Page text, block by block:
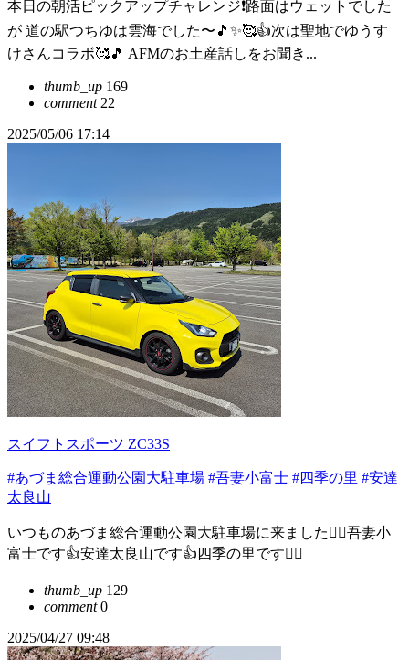
本日の朝活ピックアップチャレンジ❗️路面はウェットでした
が 道の駅つちゆは雲海でした〜🎵✨🥰👍次は聖地でゆうす
けさんコラボ🥰🎵 AFMのお土産話しをお聞き...
thumb_up 169
comment22
2025/05/06 17:14
スイフトスポーツ ZC33S
#あづま総合運動公園大駐車場 #吾妻小富士 #四季の里 #安達
太良山
いつものあづま総合運動公園大駐車場に来ました🙋‍♂️吾妻小
富士です👍安達太良山です👍四季の里です🙆‍♂️
thumb_up 129
comment0
2025/04/27 09:48